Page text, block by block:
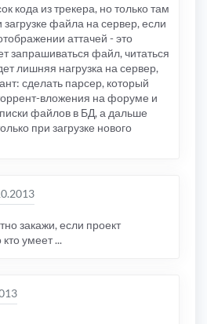
($str ) && $str{0 } != 'e')
parse_torrent
($str) == strlen($s)) break ;
;
(
;
(is_numeric($str{0})) {
= substr strpos
($str, strpos( $str, ":"
( $str, strpos ($str,
кода из трекера, но только там
загрузке файла на сервер, если
аттачей - это
запрашиваться файл, читаться
лишняя нагрузка на сервер,
сделать парсер, который
вложения на форуме и
файлов в БД, а дальше
при загрузке нового
закажи, если проект
умеет ...